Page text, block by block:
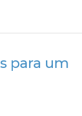
para um